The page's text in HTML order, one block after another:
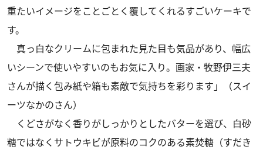
重たいイメージをことごとく覆してくれるすごいケーキで
す。
真っ白なクリームに包まれた見た目も気品があり、幅広
いシーンで使いやすいのもお気に入り。画家・牧野伊三夫
さんが描く包み紙や箱も素敵で気持ちを彩ります」（スイ
ーツなかのさん）
くどさがなく香りがしっかりとしたバターを選び、白砂
糖ではなくサトウキビが原料のコクのある素焚糖（すだき